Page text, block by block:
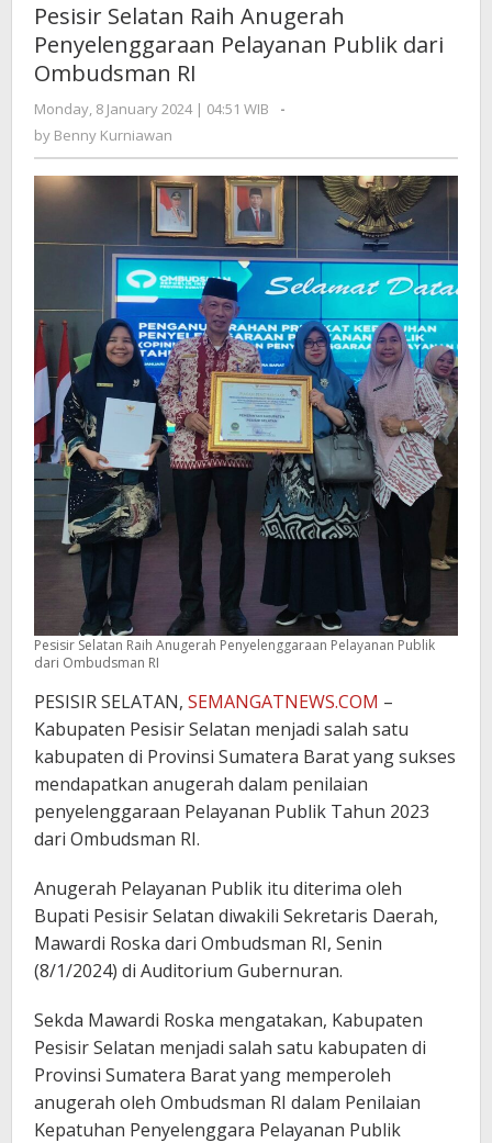
Pesisir Selatan Raih Anugerah
Penyelenggaraan Pelayanan Publik dari
Ombudsman RI
Monday, 8 January 2024 | 04:51 WIB
by
-
by Benny Kurniawan
Pesisir Selatan Raih Anugerah Penyelenggaraan Pelayanan Publik
dari Ombudsman RI
PESISIR SELATAN, SEMANGATNEWS.COM –
Kabupaten Pesisir Selatan menjadi salah satu
kabupaten di Provinsi Sumatera Barat yang sukses
mendapatkan anugerah dalam penilaian
penyelenggaraan Pelayanan Publik Tahun 2023
dari Ombudsman RI.
Anugerah Pelayanan Publik itu diterima oleh
Bupati Pesisir Selatan diwakili Sekretaris Daerah,
Mawardi Roska dari Ombudsman RI, Senin
(8/1/2024) di Auditorium Gubernuran.
Sekda Mawardi Roska mengatakan, Kabupaten
Pesisir Selatan menjadi salah satu kabupaten di
Provinsi Sumatera Barat yang memperoleh
anugerah oleh Ombudsman RI dalam Penilaian
Kepatuhan Penyelenggara Pelayanan Publik